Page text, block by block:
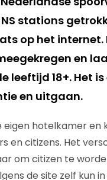
stations
op het
en
leeftijd 18+. Het
en uitgaan.
eigen hotelkamer
en citizens. Het
om citizen te
de site zelf kun